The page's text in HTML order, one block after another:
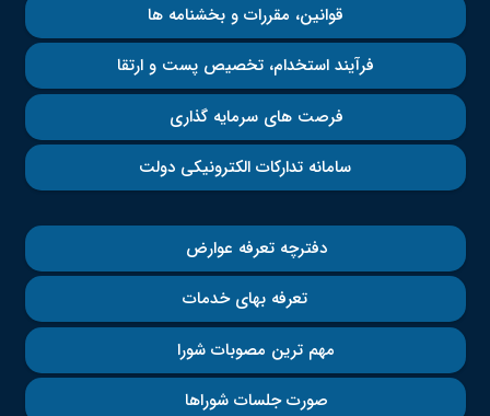
قوانین، مقررات و بخشنامه ها
فرآیند استخدام، تخصیص پست و ارتقا
فرصت های سرمایه گذاری
سامانه تدارکات الکترونیکی دولت
دفترچه تعرفه عوارض
تعرفه بهای خدمات
مهم ترین مصوبات شورا
صورت جلسات شوراها